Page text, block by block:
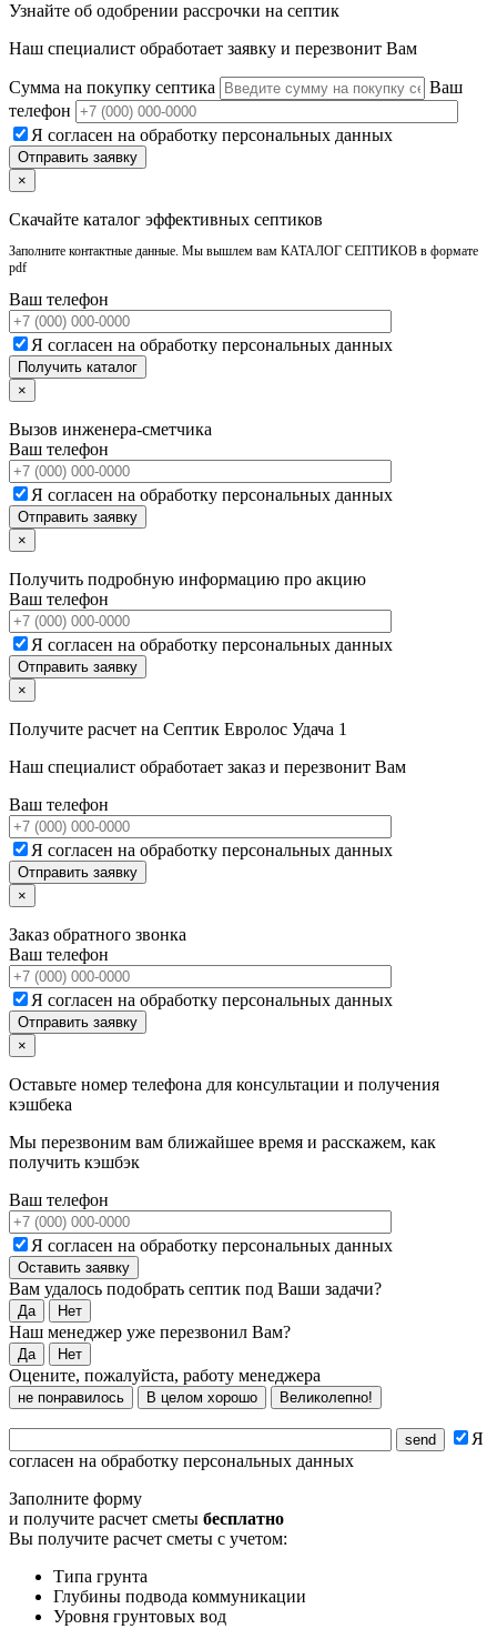
Узнайте об одобрении рассрочки на септик
Наш специалист обработает заявку и перезвонит Вам
Сумма на покупку септика
Ваш
телефон
Я согласен на обработку персональных данных
×
Скачайте каталог эффективных септиков
Заполните контактные данные. Мы вышлем вам КАТАЛОГ СЕПТИКОВ в формате
pdf
Ваш телефон
Я согласен на обработку персональных данных
×
Вызов инженера-сметчика
Ваш телефон
Я согласен на обработку персональных данных
×
Получить подробную информацию про акцию
Ваш телефон
Я согласен на обработку персональных данных
×
Получите расчет на Септик Евролос Удача 1
Наш специалист обработает заказ и перезвонит Вам
Ваш телефон
Я согласен на обработку персональных данных
×
Заказ обратного звонка
Ваш телефон
Я согласен на обработку персональных данных
×
Оставьте номер телефона для консультации и получения
кэшбека
Мы перезвоним вам ближайшее время и расскажем, как
получить кэшбэк
Ваш телефон
Я согласен на обработку персональных данных
Вам удалось подобрать септик под Ваши задачи?
Да Нет
Наш менеджер уже перезвонил Вам?
Да Нет
Оцените, пожалуйста, работу менеджера
не понравилось В целом хорошо Великолепно!
Я
согласен на обработку персональных данных
Заполните форму
и получите расчет сметы бесплатно
Вы получите расчет сметы с учетом:
Типа грунта
Глубины подвода коммуникации
Уровня грунтовых вод